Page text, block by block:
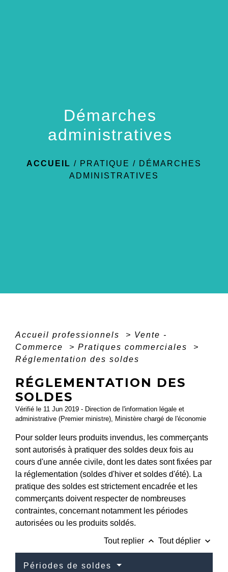
Démarches
administratives
ACCUEIL / PRATIQUE / DÉMARCHES
ADMINISTRATIVES
Accueil professionnels > Vente -
Commerce
> Pratiques commerciales
>
Réglementation des soldes
RÉGLEMENTATION DES
SOLDES
Vérifié le 11 Jun 2019 - Direction de l'information légale et
administrative (Premier ministre), Ministère chargé de l'économie
Pour solder leurs produits invendus, les commerçants
sont autorisés à pratiquer des soldes deux fois au
cours d'une année civile, dont les dates sont fixées par
la réglementation (soldes d'hiver et soldes d'été). La
pratique des soldes est strictement encadrée et les
commerçants doivent respecter de nombreuses
contraintes, concernant notamment les périodes
autorisées ou les produits soldés.
Tout replier keyboard_arrow_up Tout déplier keyboard_arrow_down
Périodes de soldes